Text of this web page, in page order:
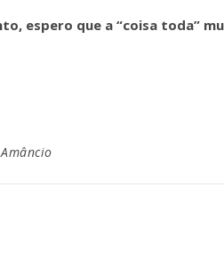
espero que a “coisa toda”